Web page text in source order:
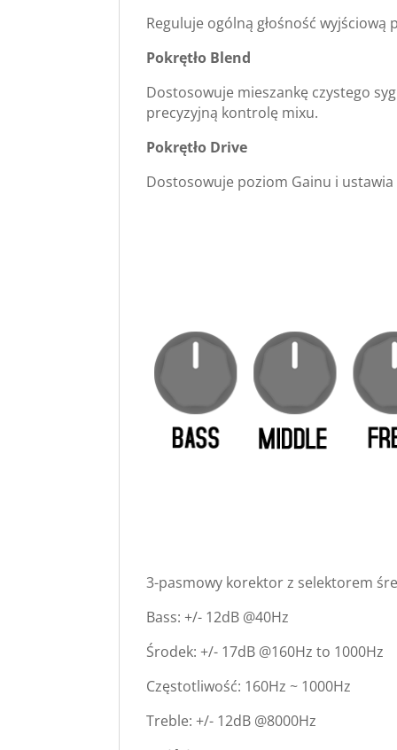
Reguluje ogólną głośność
Pokrętło Blend
Dostosowuje mieszankę czystego
precyzyjną kontrolę mixu.
Pokrętło Drive
Dostosowuje poziom Gainu i
3-pasmowy korektor z selektorem
Bass: +/- 12dB @40Hz
Środek: +/- 17dB @160Hz to 1000Hz
Częstotliwość: 160Hz ~ 1000Hz
Treble: +/- 12dB @8000Hz